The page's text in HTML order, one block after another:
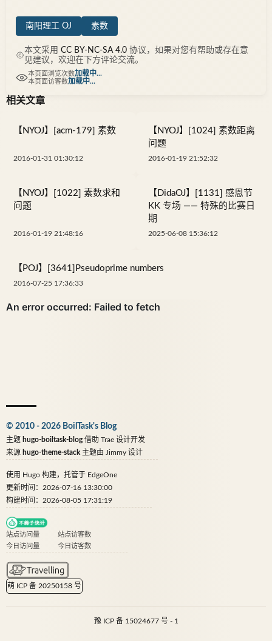
南阳理工 OJ 素数
本文采用 CC BY-NC-SA 4.0协议，如果对您有帮助或存在意
见建议，欢迎在下方评论交流。
本页面浏览次数加载中...
本页面访客数加载中...
相关文章
【NYOJ】[acm-179] 素数
2016-01-31 01:30:12
【NYOJ】[1024] 素数距离
问题
2016-01-19 21:52:32
【NYOJ】[1022] 素数求和
问题
2016-01-19 21:48:16
【DidaOJ】[1131] 感恩节
KK 专场 —— 特殊的比赛日
期
2025-06-08 15:36:12
【POJ】[3641]Pseudoprime numbers
2016-07-25 17:36:33
© 2010 - 2026 BoilTask's Blog
主题 hugo-boiltask-blog借助 Trae 设计开发
来源 hugo-theme-stack 主题由 Jimmy 设计
使用 Hugo 构建，托管于 EdgeOne
更新时间：2026-07-16 13:30:00
构建时间：2026-08-05 17:31:19
站点访问量
站点访客数
今日访问量
今日访客数
萌 ICP 备 20250158 号
豫 ICP 备 15024677 号 - 1